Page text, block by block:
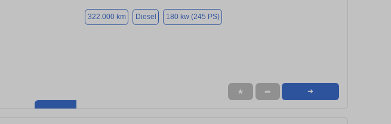
322.000 km Diesel 180 kw (245 PS)
★ ➦ ➜